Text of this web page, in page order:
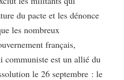
du pacte et les dénonce
les nombreux
français,
communiste est un allié du
le 26 septembre : le